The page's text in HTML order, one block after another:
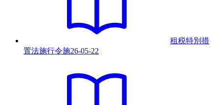
租税特別措
置法施行令施26-05-22